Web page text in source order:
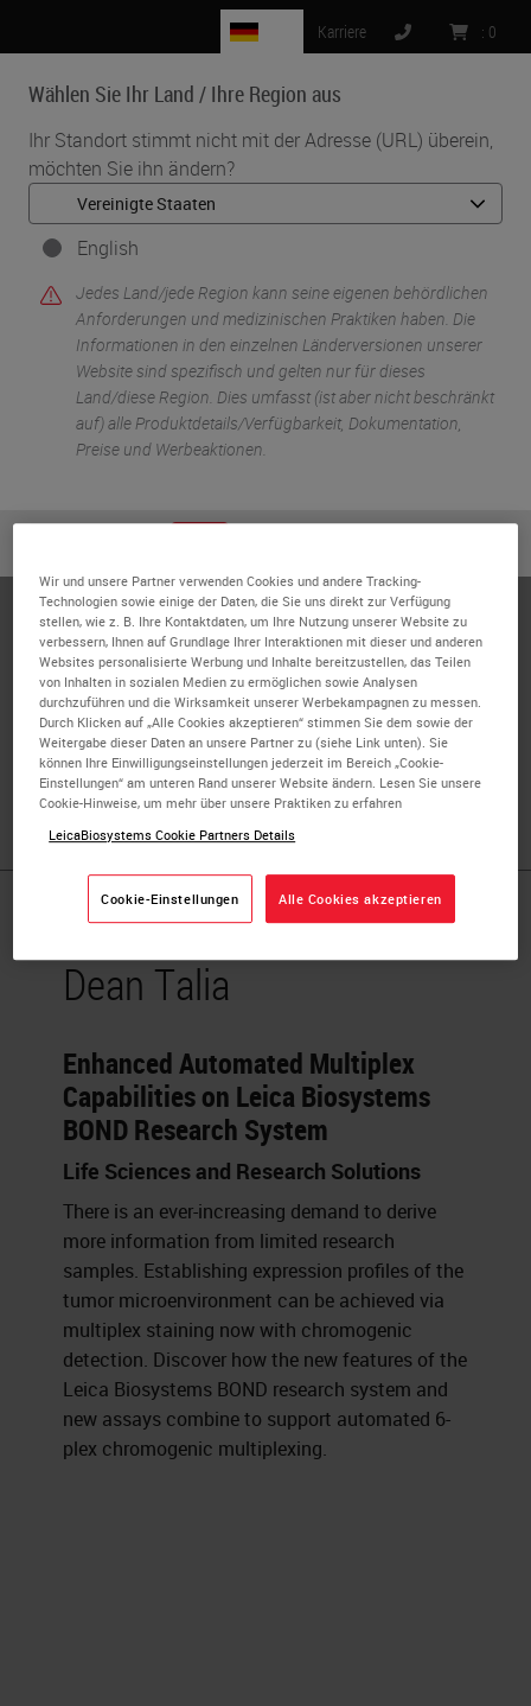
Wählen Sie Ihr Land / Ihre Region aus
Ihr Standort stimmt nicht mit der Adresse (URL) überein,
möchten Sie ihn ändern?
English
Jedes Land/jede Region kann seine eigenen behördlichen
Anforderungen und medizinischen Praktiken haben. Die
Informationen in den einzelnen Länderversionen unserer
Website sind spezifisch und gelten nur für dieses
Land/diese Region. Dies umfasst (ist aber nicht beschränkt
auf) alle Produktdetails/Verfügbarkeit, Dokumentation,
Preise und Werbeaktionen.
Karriere : 0
MENU
Start • Knowledge Pathway • Dean Talia
Dean Talia
PhD, Senior Scientist, Leica Biosystems
scientist in the R&D team in Melbourne, working on
advanced staining projects. He graduated from Monash
University where he pursued a PhD, with the department
of Immunology and Pathology. During this time, he
investigated the role of T cell lineages in mediating
inflammatory retinal disorders. He assessed cellular
interactions using fluorescent multiplex IHC with
confocal microscopy imaging of retinal whole mounts.
Published Pieces by
Dean Talia
Enhanced Automated Multiplex
Capabilities on Leica Biosystems
BOND Research System
Life Sciences and Research Solutions
There is an ever-increasing demand to derive
more information from limited research
samples. Establishing expression profiles of the
tumor microenvironment can be achieved via
multiplex staining now with chromogenic
detection. Discover how the new features of the
Leica Biosystems BOND research system and
new assays combine to support automated 6-
plex chromogenic multiplexing.
Wir und unsere Partner verwenden Cookies und andere Tracking-
Technologien sowie einige der Daten, die Sie uns direkt zur Verfügung
stellen, wie z. B. Ihre Kontaktdaten, um Ihre Nutzung unserer Website zu
verbessern, Ihnen auf Grundlage Ihrer Interaktionen mit dieser und anderen
Websites personalisierte Werbung und Inhalte bereitzustellen, das Teilen
von Inhalten in sozialen Medien zu ermöglichen sowie Analysen
durchzuführen und die Wirksamkeit unserer Werbekampagnen zu messen.
Durch Klicken auf „Alle Cookies akzeptieren“ stimmen Sie dem sowie der
Weitergabe dieser Daten an unsere Partner zu (siehe Link unten). Sie
können Ihre Einwilligungseinstellungen jederzeit im Bereich „Cookie-
Einstellungen“ am unteren Rand unserer Website ändern. Lesen Sie unsere
Cookie-Hinweise, um mehr über unsere Praktiken zu erfahren
LeicaBiosystems Cookie Partners Details
Cookie-Einstellungen Alle Cookies akzeptieren